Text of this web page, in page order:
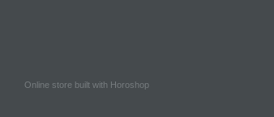
Online store built with Horoshop